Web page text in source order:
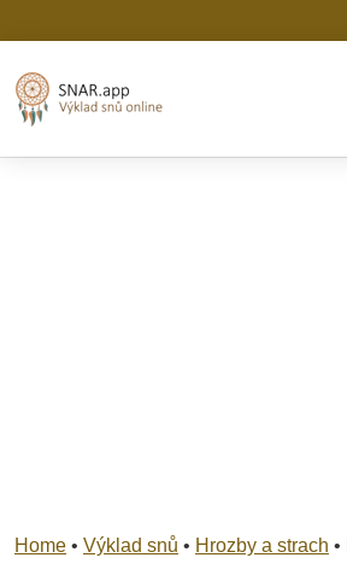
Home • Výklad snů • Hrozby a strach •